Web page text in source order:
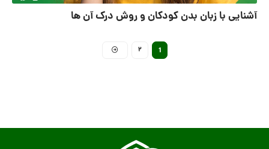
آشنایی با زبان بدن کودکان و روش درک آن ها
1
2